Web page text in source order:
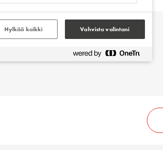
Hylkää kaikki Vahvista valintani